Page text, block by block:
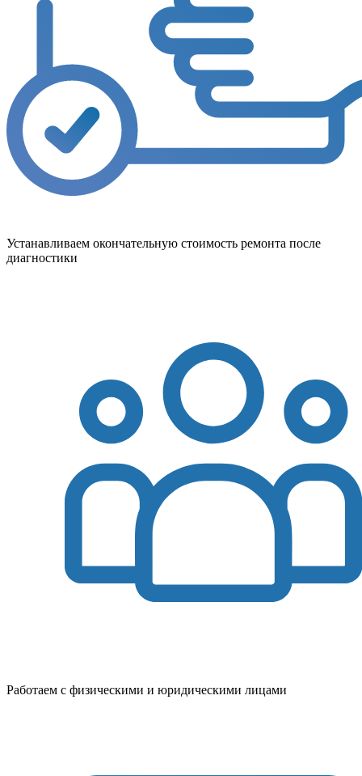
Устанавливаем окончательную стоимость ремонта после
диагностики
Работаем с физическими и юридическими лицами